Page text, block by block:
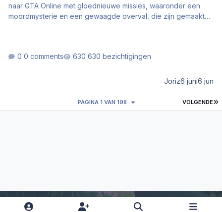
naar GTA Online met gloednieuwe missies, waaronder een
moordmysterie en een gewaagde overval, die zijn gemaakt
je GTA Online in de week van 11 t/m 17 juni speelt.
0 comments 630 bezichtigingen
Joriz6 juni6 jun
VOLGENDE
PAGINA 1 VAN 198